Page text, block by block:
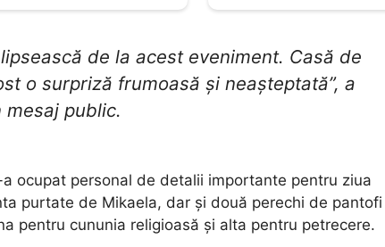
de la acest eveniment. Casă de
o surpriză frumoasă și neașteptată”, a
public.
ocupat personal de detalii importante pentru ziua
purtate de Mikaela, dar și două perechi de pantofi
pentru cununia religioasă și alta pentru petrecere.